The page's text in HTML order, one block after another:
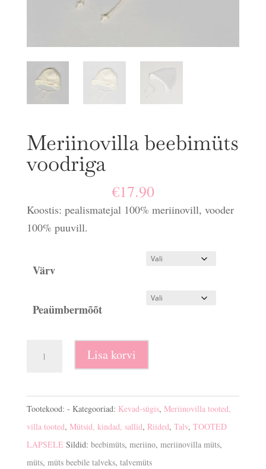
Meriinovilla beebimüts
voodriga
€17.90
Koostis: pealismatejal 100% meriinovill, vooder
100% puuvill.
Värv
Peaümbermõõt
Lisa korvi
Tootekood: - Kategooriad: Kevad-sügis, Meriinovilla tooted,
villa tooted, Mütsid, kindad, sallid, Riided, Talv, TOOTED
LAPSELE Sildid: beebimüts, meriino, meriinovilla müts,
müts, müts beebile talveks, talvemüts